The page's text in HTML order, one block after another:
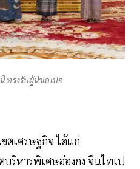
ทรงรับผู้นำเอเปค
ตเศรษฐกิจ ได้แก่
ริหารพิเศษฮ่องกง จีนไทเป